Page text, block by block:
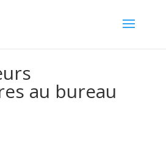
au bureau